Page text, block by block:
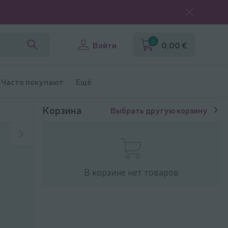
Войти 0 0,00 €
Часто покупают Ещё
Корзина Выбрать другую корзину
В корзине нет товаров